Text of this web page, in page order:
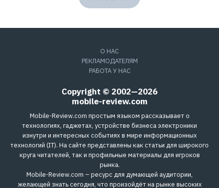
О НАС
РЕКЛАМОДАТЕЛЯМ
РАБОТА У НАС
Copyright © 2002—2026
mobile-review.com
Mobile-Review.com простым языком рассказывает о
технологиях, гаджетах, устройстве бизнеса электроники
изнутри и интересных событиях в мире информационных
технологий (IT). На сайте представлены как статьи для широкого
круга читателей, так и профильные материалы для игроков
рынка.
Mobile-Review.com – ресурс для думающей аудитории,
желающей знать сегодня, что произойдёт на рынке высоких